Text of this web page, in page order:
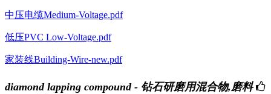
中压电缆Medium-Voltage.pdf
低压PVC Low-Voltage.pdf
家装线Building-Wire-new.pdf
diamond lapping compound - 钻石研磨用混合物,磨料